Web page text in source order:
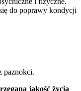
do poprawy kondycji
paznokci.
jakość życia